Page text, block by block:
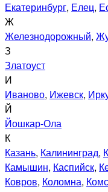
Екатеринбург, Елец,
Ж
Железнодорожный,
З
Златоуст
И
Иваново, Ижевск,
Й
Йошкар-Ола
К
Казань, Калининград,
Камышин, Каспийск,
Ковров, Коломна,